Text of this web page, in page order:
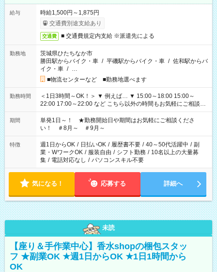
給与
時給1,500円～1,875円
交通費別途支給あり
交通費 ■ 交通費規定内支給 ※派遣先による
勤務地
茨城県ひたちなか市
勝田駅からバイク・車 / 平磯駅からバイク・車 / 佐和駅からバ
イク・車 / …
■物流センターなど ■勤務地選べます
勤務時間
＜1日3時間～OK！＞ ▼ 例えば… ▼ 15:00～18:00 15:00～
22:00 17:00～22:00 など こちら以外の時間もお気軽にご相談く
ださい！
期間
単発1日～！ ★勤務開始日や期間はお気軽にご相談くださ
い！ ＃8月～ ＃9月～
特徴 週1日からOK / 日払いOK / 履歴書不要 / 40～50代活躍中 / 副
業・WワークOK / 服装自由 / シフト勤務 / 10名以上の大量募
集 / 電話対応なし / パソコンスキル不要
気になる！ 応募する 詳細へ
未読
【座り＆手作業中心】香水shopの梱包スタッ
フ ★副業OK ★週1日からOK ★1日1時間から
OK